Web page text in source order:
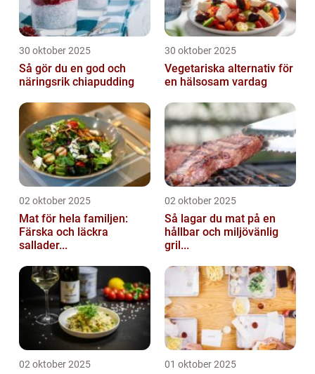
30 oktober 2025
Så gör du en god och
näringsrik chiapudding
30 oktober 2025
Vegetariska alternativ för
en hälsosam vardag
02 oktober 2025
Mat för hela familjen:
Färska och läckra
sallader...
02 oktober 2025
Så lagar du mat på en
hållbar och miljövänlig
gril...
02 oktober 2025 01 oktober 2025